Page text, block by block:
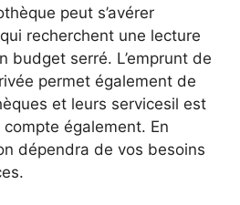
peut s’avérer
recherchent une lecture
budget serré. L’emprunt de
permet également de
et leurs servicesil est
compte également. En
dépendra de vos besoins